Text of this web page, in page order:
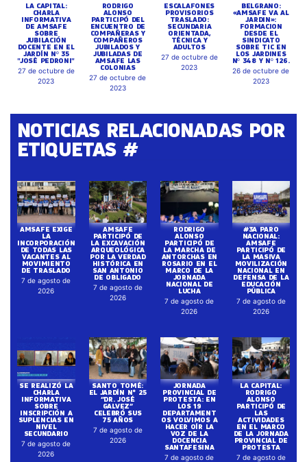
LA CAPITAL:
CHARLA
INFORMATIVA
DE AMSAFE
SOBRE
JUBILACIÓN
DOCENTE EN EL
JARDÍN Nº 35
"JOSÉ PEDRONI"
27 de octubre de
2023
RODRIGO
ALONSO
PARTICIPÓ DEL
ENCUENTRO DE
COMPAÑERAS Y
COMPAÑEROS
JUBILADOS Y
JUBILADAS DE
AMSAFE LAS
COLONIAS
27 de octubre de
2023
ESCALAFONES
PROVISORIOS
TRASLADO:
SECUNDARIA
ORIENTADA,
TÉCNICA Y
ADULTOS
27 de octubre de
2023
BELGRANO:
«AMSAFE VA AL
JARDIN»:
FORMACION
DESDE EL
SINDICATO
SOBRE TIC EN
LOS JARDINES
Nº 348 Y Nº 126.
26 de octubre de
2023
NOTICIAS RELACIONADAS POR
ETIQUETAS #
AMSAFE EXIGE
LA
INCORPORACIÓN
DE TODAS LAS
VACANTES AL
MOVIMIENTO
DE TRASLADO
7 de agosto de
2026
AMSAFE
PARTICIPÓ DE
LA EXCAVACIÓN
ARQUEOLÓGICA
POR LA VERDAD
HISTÓRICA EN
SAN ANTONIO
DE OBLIGADO
7 de agosto de
2026
RODRIGO
ALONSO
PARTICIPÓ DE
LA MARCHA DE
ANTORCHAS EN
ROSARIO EN EL
MARCO DE LA
JORNADA
NACIONAL DE
LUCHA
7 de agosto de
2026
#3A PARO
NACIONAL:
AMSAFE
PARTICIPÓ DE
LA MASIVA
MOVILIZACIÓN
NACIONAL EN
DEFENSA DE LA
EDUCACIÓN
PÚBLICA
7 de agosto de
2026
SE REALIZÓ LA
CHARLA
INFORMATIVA
SOBRE
INSCRIPCIÓN A
SUPLENCIAS EN
NIVEL
SECUNDARIO
7 de agosto de
2026
SANTO TOMÉ:
EL JARDÍN N° 25
“DR. JOSÉ
GALVEZ”
CELEBRÓ SUS
75 AÑOS
7 de agosto de
2026
JORNADA
PROVINCIAL DE
PROTESTA: EN
LOS 19
DEPARTAMENT
OS VOLVIMOS A
HACER OÍR LA
VOZ DE LA
DOCENCIA
SANTAFESINA
7 de agosto de
LA CAPITAL:
RODRIGO
ALONSO
PARTICIPÓ DE
LAS
ACTIVIDADES
EN EL MARCO
DE LA JORNADA
PROVINCIAL DE
PROTESTA
7 de agosto de